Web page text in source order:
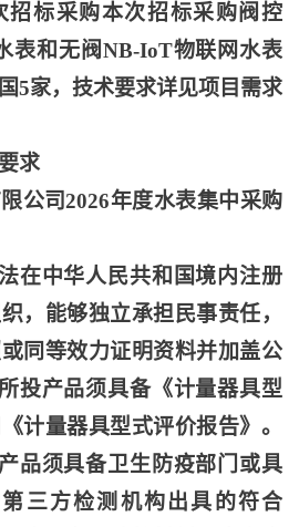
招标采购本次招标采购阀控
表和无阀NB-IoT物联网水表
5家，技术要求详见项目需求
求
公司2026年度水表集中采购
在中华人民共和国境内注册
，能够独立承担民事责任，
同等效力证明资料并加盖公
投产品须具备《计量器具型
计量器具型式评价报告》。
品须具备卫生防疫部门或具
三方检测机构出具的符合